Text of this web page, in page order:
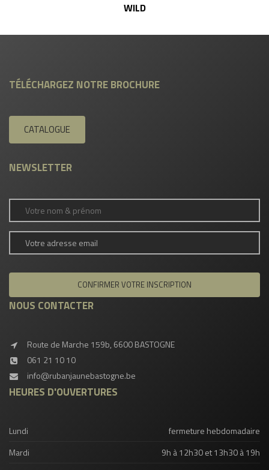
WILD
TÉLÉCHARGEZ NOTRE BROCHURE
CATALOGUE
NEWSLETTER
NOUS CONTACTER
Route de Marche 159b, 6600 BASTOGNE
061 21 10 10
info@rubanjaunebastogne.be
HEURES D'OUVERTURES
Lundi
fermeture hebdomadaire
Mardi
9h à 12h30 et 13h30 à 19h